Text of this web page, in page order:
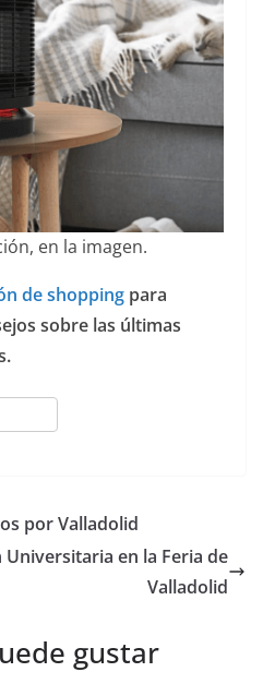
en la imagen.
de shopping para
sobre las últimas
por Valladolid
en la Feria de
Valladolid
gustar